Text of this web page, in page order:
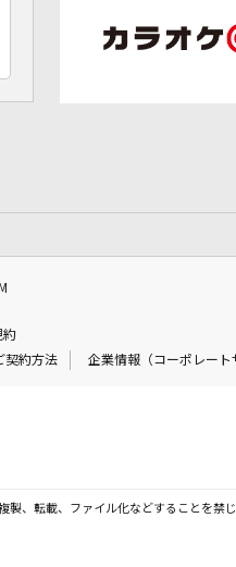
約
契約方法 企業情報（コーポレート
、転載、ファイル化などすることを禁じ